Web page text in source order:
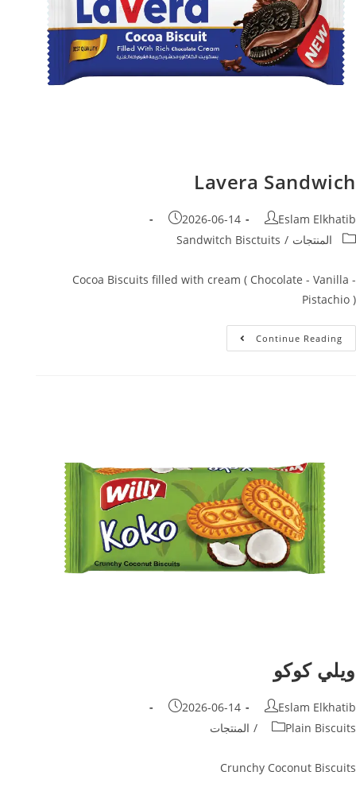
Lavera Sandwich
Eslam Elkhatib
2026-06-14
المنتجات /
Sandwitch Bisctuits
Cocoa Biscuits filled with cream ( Chocolate - Vanilla -
Pistachio )
Continue Reading
ويلي كوكو
Eslam Elkhatib
2026-06-14
Plain Biscuits
/ المنتجات
Crunchy Coconut Biscuits